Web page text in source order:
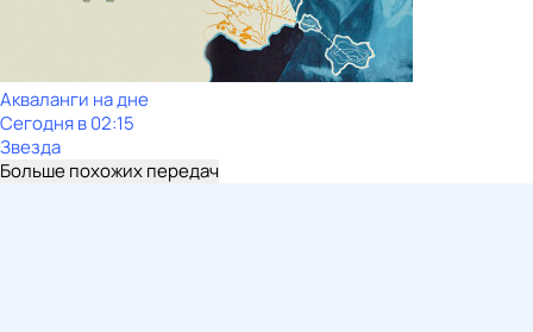
Акваланги на дне
Сегодня в 02:15
Звезда
Больше похожих передач